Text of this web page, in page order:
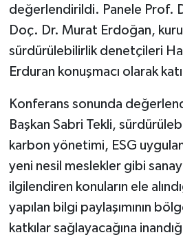
değerlendirildi. Panele Prof.
Doç. Dr. Murat Erdoğan,
sürdürülebilirlik denetçileri
Erduran konuşmacı olarak
Konferans sonunda
Başkan Sabri Tekli,
karbon yönetimi, ESG
yeni nesil meslekler gibi
ilgilendiren konuların ele
yapılan bilgi paylaşımının
katkılar sağlayacağına